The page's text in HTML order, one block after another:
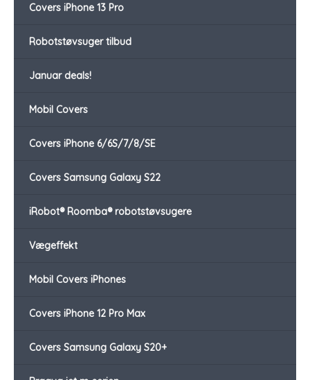
Covers iPhone 13 Pro
Robotstøvsuger tilbud
Januar deals!
Mobil Covers
Covers iPhone 6/6S/7/8/SE
Covers Samsung Galaxy S22
iRobot® Roomba® robotstøvsugere
Vægeffekt
Mobil Covers iPhones
Covers iPhone 12 Pro Max
Covers Samsung Galaxy S20+